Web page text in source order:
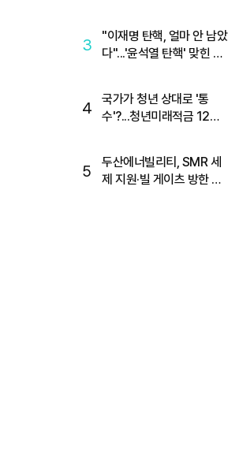
3
"이재명 탄핵, 얼마 안 남았
다"...'윤석열 탄핵' 맞힌 무
4
국가가 청년 상대로 '통
수'?...청년미래적금 12%
5
두산에너빌리티, SMR 세
제 지원·빌 게이츠 방한 기